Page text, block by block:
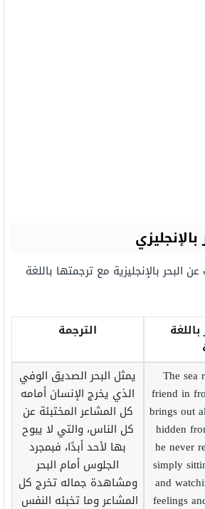
البحر بالإنجليزية مع ترجمتها باللغة
الترجمة
The sea
friend in
brings out
hidden
he never
simply
and
feelings
يمثل البحر الصديق الوفي
الذي يخرج الإنسان أمامه
كل المشاعر المختبئة عن
كل الناس، والتي لا يبوح
بها لأحد أبدًا، فبمجرد
الجلوس أمام البحر
ومشاهدة جماله تخرج كل
المشاعر وما تخبئه النفس